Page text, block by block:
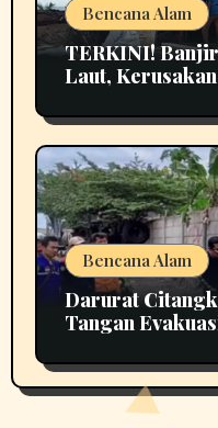
Bencana Alam
TERKINI!
Laut, Kerusakan
Bencana Alam
Darurat
Tangan